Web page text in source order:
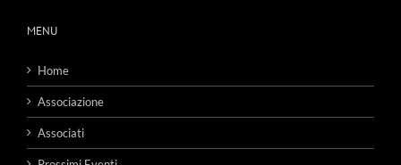
MENU
Home
Associazione
Associati